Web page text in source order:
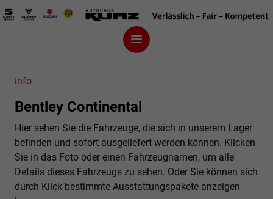
info
Bentley Continental
Hier sehen Sie die Fahrzeuge, die sich in unserem Lager
befinden und sofort ausgeliefert werden können. Klicken
Sie in das Foto oder einen Fahrzeugnamen, um alle
Details dieses Fahrzeugs zu sehen. Oder Sie können sich
durch Klick bestimmte Ausstattungspakete anzeigen